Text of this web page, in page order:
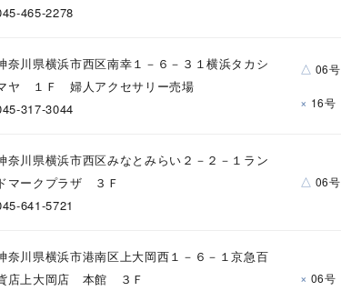
ープ 星座
ピンク パープル ブルー グリーン
ー
記念日
腕周りジュエリー ペアジュエリー
プ限定
465-2278
奈川県横浜市西区南幸１－６－３１横浜タカシ
ヤ １Ｆ 婦人アクセサリー売場
317-3044
△ 06号
× 16号
奈川県横浜市西区みなとみらい２－２－１ラン
ドマークプラザ ３Ｆ
641-5721
△ 06号
奈川県横浜市港南区上大岡西１－６－１京急百
店上大岡店 本館 ３Ｆ
× 06号